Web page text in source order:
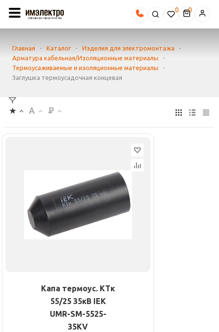
0
Главная - Каталог - Изделия для электромонтажа
-
Арматура кабельная/Изоляционные материалы
-
Термоусаживаемые и изоляционные материалы
-
Заглушка термоусадочная концевая
Капа термоус. КТк
55/25 35кВ IEK
UMR-SM-5525-
35KV